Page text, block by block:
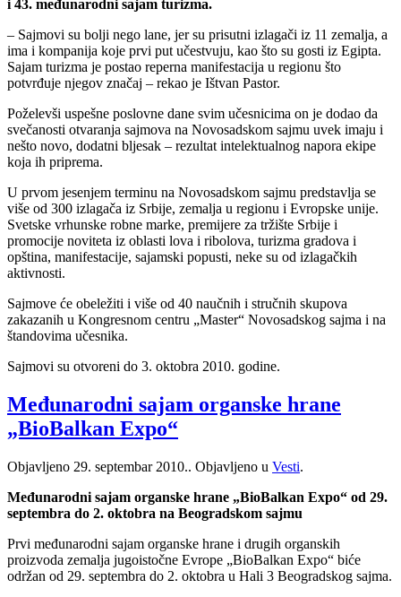
i 43. međunarodni sajam turizma.
– Sajmovi su bolji nego lane, jer su prisutni izlagači iz 11 zemalja, a
ima i kompanija koje prvi put učestvuju, kao što su gosti iz Egipta.
Sajam turizma je postao reperna manifestacija u regionu što
potvrđuje njegov značaj – rekao je Ištvan Pastor.
Poželevši uspešne poslovne dane svim učesnicima on je dodao da
svečanosti otvaranja sajmova na Novosadskom sajmu uvek imaju i
nešto novo, dodatni bljesak – rezultat intelektualnog napora ekipe
koja ih priprema.
U prvom jesenjem terminu na Novosadskom sajmu predstavlja se
više od 300 izlagača iz Srbije, zemalja u regionu i Evropske unije.
Svetske vrhunske robne marke, premijere za tržište Srbije i
promocije noviteta iz oblasti lova i ribolova, turizma gradova i
opština, manifestacije, sajamski popusti, neke su od izlagačkih
aktivnosti.
Sajmove će obeležiti i više od 40 naučnih i stručnih skupova
zakazanih u Kongresnom centru „Master“ Novosadskog sajma i na
štandovima učesnika.
Sajmovi su otvoreni do 3. oktobra 2010. godine.
Međunarodni sajam organske hrane
„BioBalkan Expo“
Objavljeno 29. septembar 2010.. Objavljeno u Vesti.
Međunarodni sajam organske hrane „BioBalkan Expo“ od 29.
septembra do 2. oktobra na Beogradskom sajmu
Prvi međunarodni sajam organske hrane i drugih organskih
proizvoda zemalja jugoistočne Evrope „BioBalkan Expo“ biće
održan od 29. septembra do 2. oktobra u Hali 3 Beogradskog sajma.